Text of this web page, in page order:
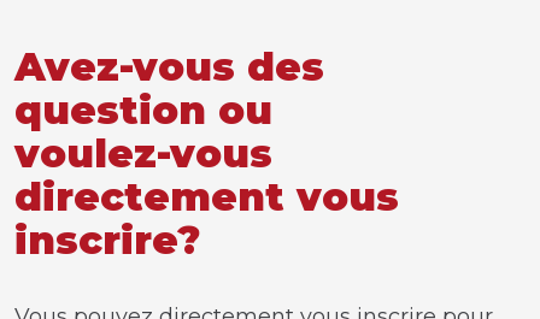
Avez-vous des
question ou
voulez-vous
directement vous
inscrire?